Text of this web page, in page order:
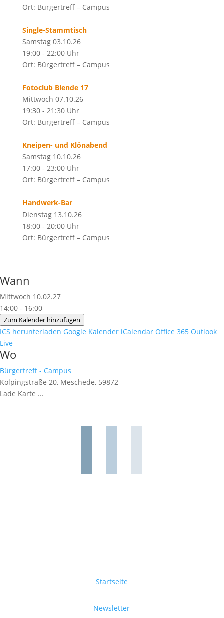
Ort: Bürgertreff – Campus
Single-Stammtisch
Samstag 03.10.26
19:00 - 22:00 Uhr
Ort: Bürgertreff – Campus
Fotoclub Blende 17
Mittwoch 07.10.26
19:30 - 21:30 Uhr
Ort: Bürgertreff – Campus
Kneipen- und Klönabend
Samstag 10.10.26
17:00 - 23:00 Uhr
Ort: Bürgertreff – Campus
Handwerk-Bar
Dienstag 13.10.26
18:00 - 20:00 Uhr
Ort: Bürgertreff – Campus
Wann
Mittwoch 10.02.27
14:00 - 16:00
Zum Kalender hinzufügen
ICS herunterladen Google Kalender iCalendar Office 365 Outlook
Live
Wo
Bürgertreff - Campus
Kolpingstraße 20, Meschede, 59872
Lade Karte ...
Startseite
Newsletter